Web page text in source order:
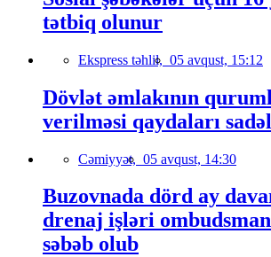
tətbiq olunur
Ekspress təhlil, 05 avqust, 15:12
Dövlət əmlakının
verilməsi qaydaları
Cəmiyyət, 05 avqust, 14:30
Buzovnada dörd ay
drenaj işləri
səbəb olub